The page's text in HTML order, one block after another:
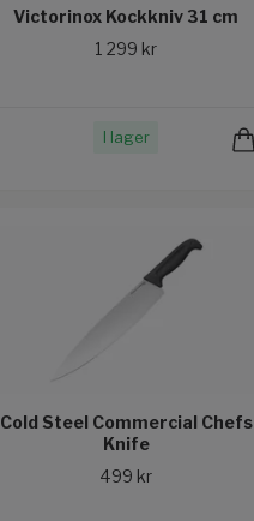
Victorinox Kockkniv 31 cm
1 299 kr
I lager
Cold Steel Commercial Chefs
Knife
499 kr